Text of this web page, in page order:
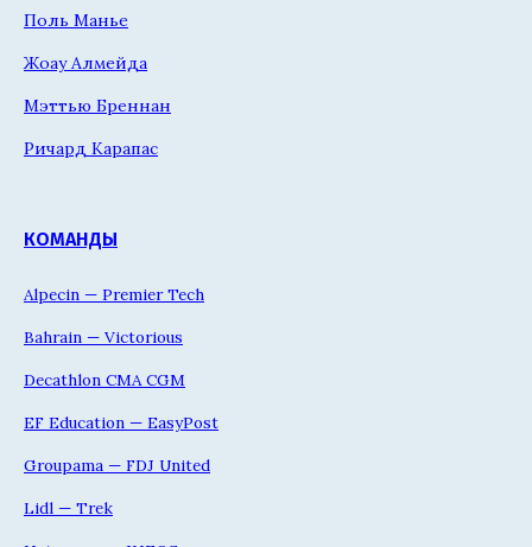
Поль Манье
Жоау Алмейда
Мэттью Бреннан
Ричард Карапас
КОМАНДЫ
Alpecin — Premier Tech
Bahrain — Victorious
Decathlon CMA CGM
EF Education — EasyPost
Groupama — FDJ United
Lidl — Trek